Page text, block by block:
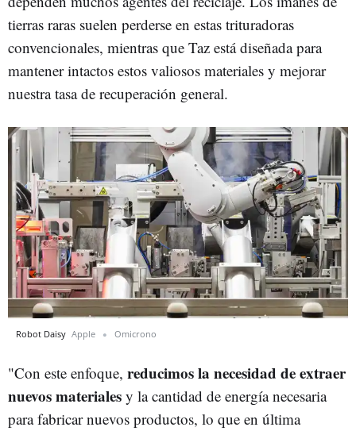
tierras raras suelen perderse en estas trituradoras
convencionales, mientras que Taz está diseñada para
mantener intactos estos valiosos materiales y mejorar
nuestra tasa de recuperación general.
Robot Daisy Apple Omicrono
"Con este enfoque, reducimos la necesidad de extraer
nuevos materiales y la cantidad de energía necesaria
para fabricar nuevos productos, lo que en última